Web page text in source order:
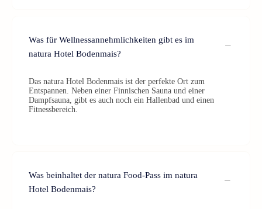
Was für Wellnessannehmlichkeiten gibt es im
natura Hotel Bodenmais?
Das natura Hotel Bodenmais ist der perfekte Ort zum
Entspannen. Neben einer Finnischen Sauna und einer
Dampfsauna, gibt es auch noch ein Hallenbad und einen
Fitnessbereich.
Was beinhaltet der natura Food-Pass im natura
Hotel Bodenmais?